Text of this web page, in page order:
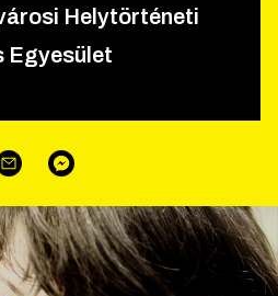
Helytörténeti
Egyesület